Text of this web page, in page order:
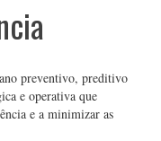
preventivo, preditivo
e operativa que
e a minimizar as